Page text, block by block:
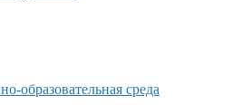
образовательная среда